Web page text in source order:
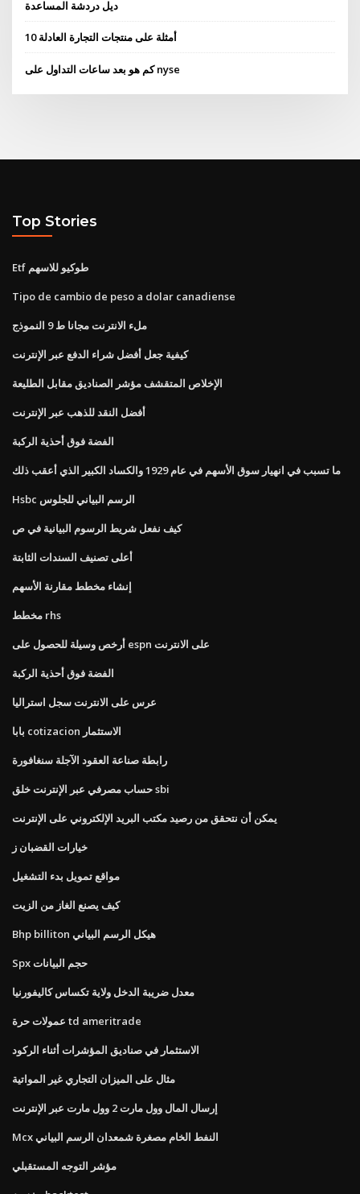
ديل دردشة المساعدة
10 أمثلة على منتجات التجارة العادلة
كم هو بعد ساعات التداول على nyse
Top Stories
Etf طوكيو للاسهم
Tipo de cambio de peso a dolar canadiense
ملء الانترنت مجانا ط 9 النموذج
كيفية جعل أفضل شراء الدفع عبر الإنترنت
الإخلاص المتقشف مؤشر الصناديق مقابل الطليعة
أفضل النقد للذهب عبر الإنترنت
الفضة فوق أحذية الركبة
ما تسبب في انهيار سوق الأسهم في عام 1929 والكساد الكبير الذي أعقب ذلك
Hsbc الرسم البياني للجلوس
كيف نفعل شريط الرسوم البيانية في ص
أعلى تصنيف السندات الثابتة
إنشاء مخطط مقارنة الأسهم
مخطط rhs
أرخص وسيلة للحصول على espn على الانترنت
الفضة فوق أحذية الركبة
عرس على الانترنت سجل استراليا
بابا cotizacion الاستثمار
رابطة صناعة العقود الآجلة سنغافورة
حساب مصرفي عبر الإنترنت خلق sbi
يمكن أن نتحقق من رصيد مكتب البريد الإلكتروني على الإنترنت
خيارات القضبان ز
مواقع تمويل بدء التشغيل
كيف يصنع الغاز من الزيت
Bhp billiton هيكل الرسم البياني
Spx حجم البيانات
معدل ضريبة الدخل ولاية تكساس كاليفورنيا
عمولات حرة td ameritrade
الاستثمار في صناديق المؤشرات أثناء الركود
مثال على الميزان التجاري غير المواتية
إرسال المال وول مارت 2 وول مارت عبر الإنترنت
Mcx النفط الخام مصغرة شمعدان الرسم البياني
مؤشر التوجه المستقبلي